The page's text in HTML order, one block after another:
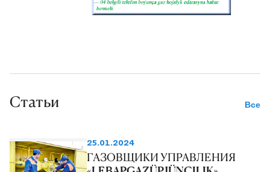
Статьи Все
25.01.2024
ГАЗОВЩИКИ УПРАВЛЕНИЯ